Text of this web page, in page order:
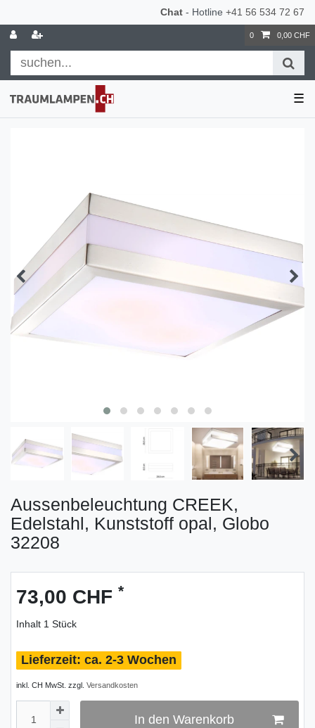
Chat - Hotline +41 56 534 72 67
0 0,00 CHF
☰
Aussenbeleuchtung CREEK,
Edelstahl, Kunststoff opal, Globo
32208
73,00 CHF *
Inhalt 1 Stück
ca. 2-3 Wochen
inkl. CH MwSt. zzgl. Versandkosten
In den Warenkorb